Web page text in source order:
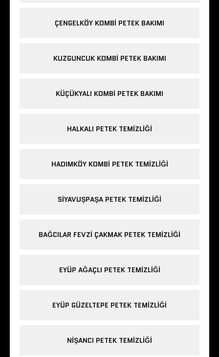
ÇENGELKÖY KOMBI PETEK BAKIMI
KUZGUNCUK KOMBI PETEK BAKIMI
KÜÇÜKYALI KOMBI PETEK BAKIMI
HALKALI PETEK TEMIZLIĞI
HADIMKÖY KOMBI PETEK TEMIZLIĞI
SIYAVUŞPAŞA PETEK TEMIZLIĞI
BAĞCILAR FEVZI ÇAKMAK PETEK TEMIZLIĞI
EYÜP AĞAÇLI PETEK TEMIZLIĞI
EYÜP GÜZELTEPE PETEK TEMIZLIĞI
NIŞANCI PETEK TEMIZLIĞI